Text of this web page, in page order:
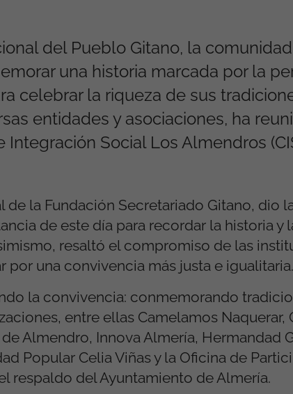
del Pueblo Gitano, la
una historia marcada por la
celebrar la riqueza de sus
entidades y asociaciones, ha
Social Los Almendros
la Fundación Secretariado Gitano, dio
de este día para recordar la historia y
resaltó el compromiso de las
por una convivencia más justa e igualitaria.
la convivencia: conmemorando
entre ellas Camelamos Naquerar,
Almendro, Innova Almería, Hermandad
Popular Celia Viñas y la Oficina de
respaldo del Ayuntamiento de Almería.